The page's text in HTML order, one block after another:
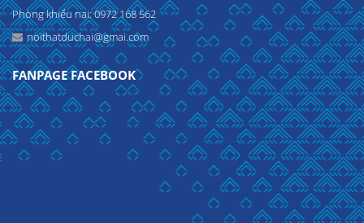
Phòng khiếu nại: 0972 168 562
noithatduchai@gmai.com
FANPAGE FACEBOOK